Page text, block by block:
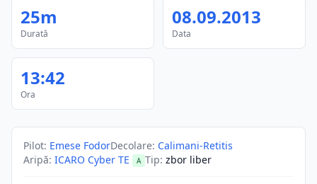
25m
Durată
08.09.2013
Data
13:42
Ora
Pilot: Emese FodorDecolare: Calimani-Retitis
Aripă: ICARO Cyber TE A Tip: zbor liber